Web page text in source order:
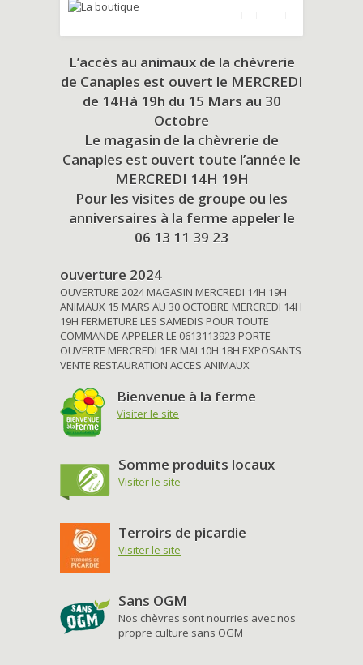
L’accès au animaux de la chèvrerie
de Canaples est ouvert le MERCREDI
de 14Hà 19h du 15 Mars au 30
Octobre
Le magasin de la chèvrerie de
Canaples est ouvert toute l’année le
MERCREDI 14H 19H
Pour les visites de groupe ou les
anniversaires à la ferme appeler le
06 13 11 39 23
ouverture 2024
OUVERTURE 2024 MAGASIN MERCREDI 14H 19H
ANIMAUX 15 MARS AU 30 OCTOBRE MERCREDI 14H
19H FERMETURE LES SAMEDIS POUR TOUTE
COMMANDE APPELER LE 0613113923 PORTE
OUVERTE MERCREDI 1ER MAI 10H 18H EXPOSANTS
VENTE RESTAURATION ACCES ANIMAUX
Bienvenue à la ferme
Visiter le site
Somme produits locaux
Visiter le site
Terroirs de picardie
Visiter le site
Sans OGM
Nos chèvres sont nourries avec nos
propre culture sans OGM